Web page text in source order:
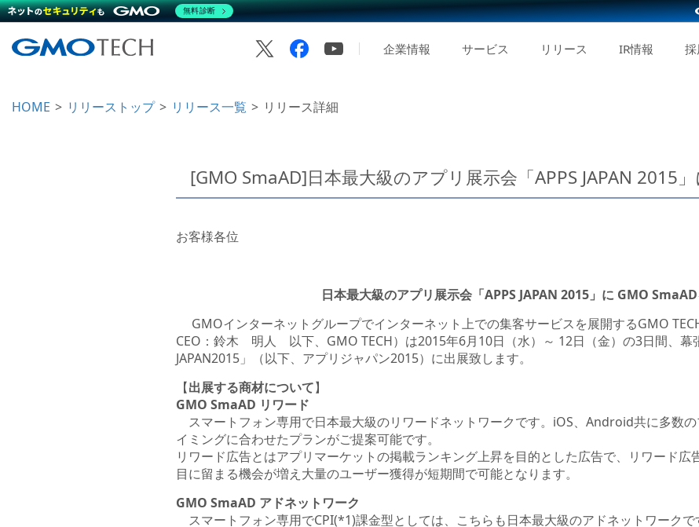
企業情報 サービス リリース IR情報
HOME リリーストップ リリース一覧 リリース詳細
[GMO SmaAD]日本最大級のアプリ展示会「APPS JAPAN 2015
お客様各位
日本最大級のアプリ展示会「APPS JAPAN 2015」に GMO
GMOインターネットグループでインターネット上での集客サービスを展開するGMO
CEO：鈴木 明人 以下、GMO TECH）は2015年6月10日（水）～ 12日（金）の3日間、幕
JAPAN2015」（以下、アプリジャパン2015）に出展致します。
【出展する商材について】
GMO SmaAD リワード
スマートフォン専用で日本最大級のリワードネットワークです。iOS、Android共に多数
イミングに合わせたプランがご提案可能です。
リワード広告とはアプリマーケットの掲載ランキング上昇を目的とした広告で、リワード
目に留まる機会が増え大量のユーザー獲得が短期間で可能となります。
GMO SmaAD アドネットワーク
スマートフォン専用でCPI(*1)課金型としては、こちらも日本最大級のアドネットワーク
無料診断